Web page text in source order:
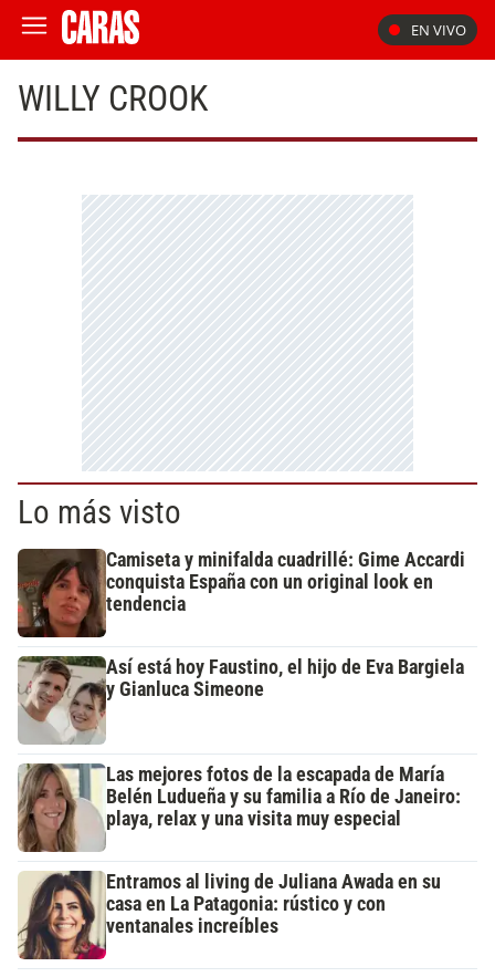
EN VIVO
WILLY CROOK
Lo más visto
Camiseta y minifalda cuadrillé: Gime Accardi
conquista España con un original look en
tendencia
Así está hoy Faustino, el hijo de Eva Bargiela
y Gianluca Simeone
Las mejores fotos de la escapada de María
Belén Ludueña y su familia a Río de Janeiro:
playa, relax y una visita muy especial
Entramos al living de Juliana Awada en su
casa en La Patagonia: rústico y con
ventanales increíbles